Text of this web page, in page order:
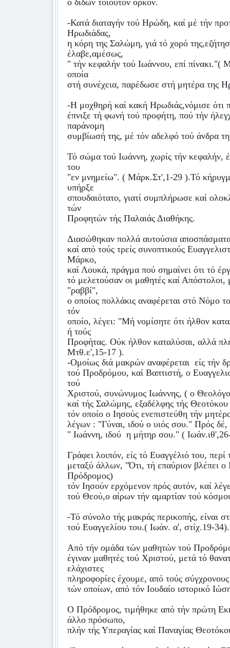
ο δίδων τοιούτον όρκον.
-Κατά διαταγήν τού Ηρώδη, καί μέ τήν
Ηρωδιάδας,
η κόρη της Σαλώμη, γιά τό χορό
έλαβε,αμέσως,
" τήν κεφαλήν τού Ιωάννου, επί πίνακι."(
οποία
στή συνέχεια, παρέδωσε στή μητέρα της
-Η μοχθηρή καί κακή Ηρωδιάς,νόμισε ότι
έπνιξε τή φωνή τού προφήτη, πού τήν
παράνομη
συμβίωσή της, μέ τόν αδελφό τού άνδρα
Τό σώμα τού Ιωάννη, χωρίς τήν κεφαλήν,
του
"εν μνημείω". ( Μάρκ.Στ',1-29 ).Τό
υπήρξε
σπουδαιότατο, γιατί συμπλήρωσε καί
τών
Προφητών τής Παλαιάς Διαθήκης.
Διασώθηκαν πολλά αυτούσια
καί από τούς τρείς συνοπτικούς
Μάρκο,
καί Λουκά, πράγμα πού σημαίνει ότι τό
τό μελετούσαν οι μαθητές καί Απόστολοι,
"ραββί",
ο οποίος πολλάκις αναφέρεται στό Νόμο
τόν
οποίο, λέγει: "Μή νομίσητε ότι ήλθον
ή τούς
Προφήτας. Ούκ ήλθον καταλύσαι, αλλά
Μτθ.ε',15-17 ).
-Ομοίως διά μακρών αναφέρεται είς τήν
τού Προδρόμου, καί Βαπτιστή, ο
τού
Χριστού, συνώνυμος Ιωάννης, ( ο
καί τής Σαλώμης, εξαδέλφης τής
τόν οποίο ο Ιησούς ενεπιστεύθη τήν
λέγων : "Γύναι, ιδού ο υιός σου." Πρός δέ,
" Ιωάννη, ιδού η μήτηρ σου." (
Γράφει λοιπόν, είς τό Ευαγγέλιό του,
μεταξύ άλλων, "Ότι, τή επαύριον βλέπει ο
Πρόδρομος)
τόν Ιησούν ερχόμενον πρός αυτόν, καί
τού Θεού,ο αίρων τήν αμαρτίαν τού
-Τό σύνολο τής μακράς περικοπής, είναι
τού Ευαγγελίου του.( Ιωάν. α', στίχ.19-34).
Από τήν ομάδα τών μαθητών τού
έγιναν μαθητές τού Χριστού, μετά τό
ελάχιστες
πληροφορίες έχουμε, από τούς
τών οποίων, από τόν Ιουδαίο ιστορικό
Ο Πρόδρομος, τιμήθηκε από τήν πρώτη
άλλο πρόσωπο,
πλήν τής Υπεραγίας καί Παναγίας